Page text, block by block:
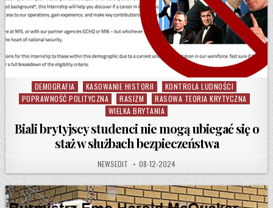
Posted in
DEMOGRAFIA KASOWANIE HISTORII
KONTROLA LUDNOŚCI
POPRAWNOŚĆ POLITYCZNA
RASIZM
RASOWA TEORIA KRYTYCZNA
WIELKA BRYTANIA
Biali brytyjscy studenci nie mogą ubiegać się o
staż w służbach bezpieczeństwa
AUTHOR:
NEWSEDIT PUBLISHED DATE:
08-12-2024